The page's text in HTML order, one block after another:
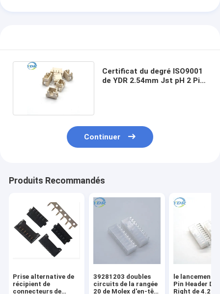
Certificat du degré ISO9001
de YDR 2.54mm Jst pH 2 Pin
Continuer
Produits Recommandés
Prise alternative de
récipient de
connecteurs de
39281203 doubles
circuits de la rangée
20 de Molex d'en-tête
le lancement
Pin Header
Right de